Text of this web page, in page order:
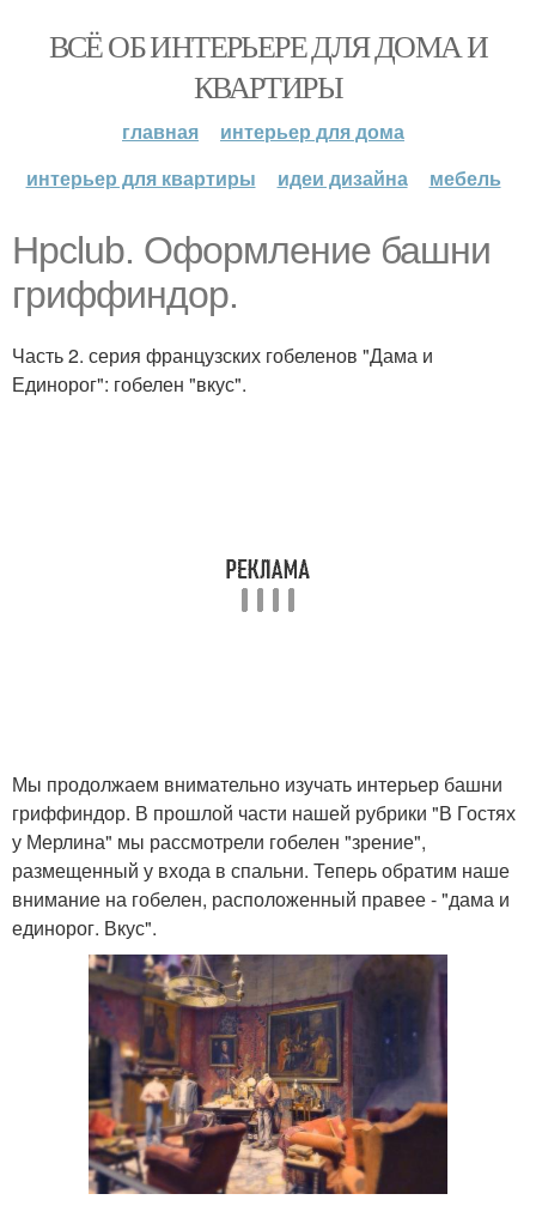
ВСЁ ОБ ИНТЕРЬЕРЕ ДЛЯ ДОМА И
КВАРТИРЫ
главная
интерьер для дома
интерьер для квартиры
идеи дизайна мебель
Hpclub. Оформление башни
гриффиндор.
Часть 2. серия французских гобеленов "Дама и
Единорог": гобелен "вкус".
Мы продолжаем внимательно изучать интерьер башни
гриффиндор. В прошлой части нашей рубрики "В Гостях
у Мерлина" мы рассмотрели гобелен "зрение",
размещенный у входа в спальни. Теперь обратим наше
внимание на гобелен, расположенный правее - "дама и
единорог. Вкус".